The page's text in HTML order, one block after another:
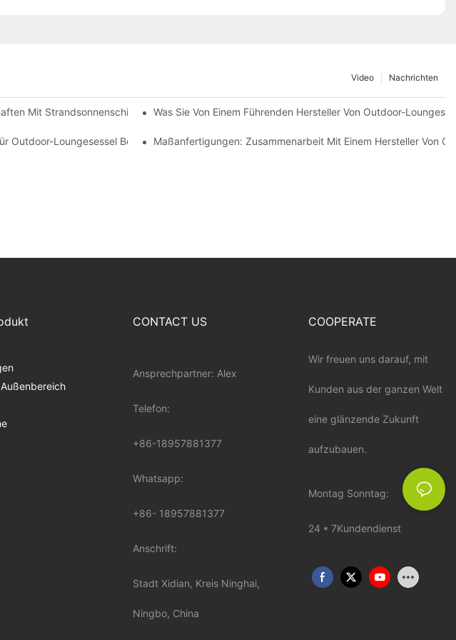
Nachrichten
Video
Mit StrandsonnenschirmvertreibernWas Sie Von Einem Führenden Hersteller Von Outdoor-
Outdoor-Loungesessel BeurteiltMaßanfertigungen: Zusammenarbeit Mit Einem Hersteller Von
CONTACT US
Ansprechpartner: Alex
Telefon:
+86-18957881377
Whatsapp:
+86- 18957881377
Anschrift:
Stadt Xidian, Kreis Ninghai,
Ningbo, China
COOPERATE
Wir freuen uns darauf, mit
Kunden aus der ganzen Welt
eine glänzende Zukunft
aufzubauen.
Montag Sonntag:
24 * 7Kundendienst